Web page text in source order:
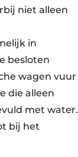
niet alleen
in
besloten
wagen vuur
die alleen
met water.
bij het